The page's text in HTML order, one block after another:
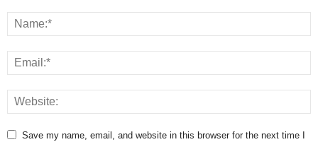
Save my name, email, and website in this browser for the next time I